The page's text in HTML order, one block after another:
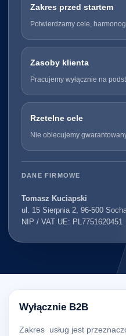
Zakres przed startem
Potwierdzamy cele,
Zasoby klienta
Pracujemy wyłącznie na
Rzetelne cele
Nie obiecujemy
DANE FIRMOWE
Tomasz Kuciapski
ul. 15 Sierpnia 2, 96-500
NIP / VAT UE: PL7751620451
Wyłącznie B2B
Zakres usług jest